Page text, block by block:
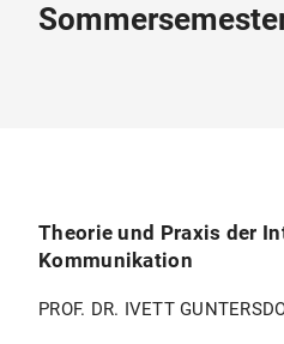
Theorie und Praxis der
Kommunikation
PROF. DR. IVETT